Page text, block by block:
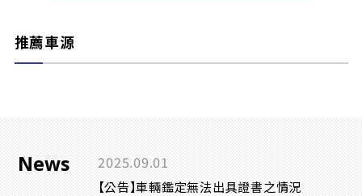
推薦車源
News 2025.09.01
【公告】車輛鑑定無法出具證書之情況